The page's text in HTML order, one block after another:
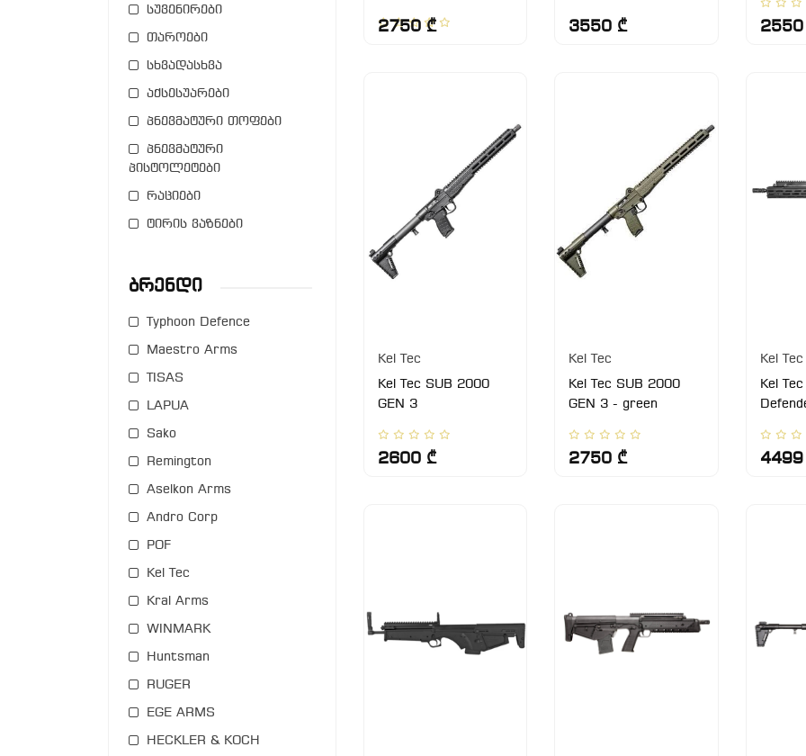
სუვენირები
თაროები
სხვადასხვა
აქსესუარები
პნევმატური თოფები
პნევმატური
პისტოლეტები
რაციები
ტირის ვაზნები
Ბრენდი
Typhoon Defence
Maestro Arms
TISAS
LAPUA
Sako
Remington
Aselkon Arms
Andro Corp
POF
Kel Tec
Kral Arms
WINMARK
Huntsman
RUGER
EGE ARMS
HECKLER & KOCH
2750 ₾ 3550 ₾ 2550
Kel Tec
Kel Tec SUB 2000
GEN 3
2600 ₾
Kel Tec
Kel Tec SUB 2000
GEN 3 - green
2750 ₾
Kel Tec
Kel
4499